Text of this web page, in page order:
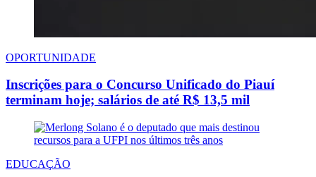
OPORTUNIDADE
Inscrições para o Concurso Unificado do Piauí
terminam hoje; salários de até R$ 13,5 mil
EDUCAÇÃO